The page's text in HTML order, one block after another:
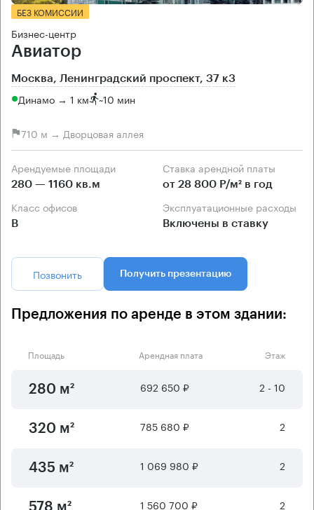
БЕЗ КОМИССИИ
Бизнес-центр
Авиатор
Москва, Ленинградский проспект, 37 к3
Динамо → 1 км ~10 мин
710 м → Дворцовая аллея
Арендуемые площади
280 — 1160 кв.м
Ставка арендной платы
от 28 800 Р/м² в год
Класс офисов
B
Эксплуатационные расходы
Включены в ставку
Позвонить Получить презентацию
Предложения по аренде в этом здании:
Площадь Арендная плата Этаж
280 м² 692 650 ₽ 2 - 10
320 м² 785 680 ₽ 2
435 м² 1 069 980 ₽ 2
1 560 700 ₽ 2